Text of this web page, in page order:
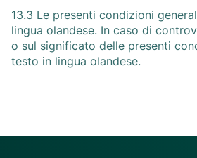
13.3 Le presenti condizioni
lingua olandese. In caso di
o sul significato delle presenti
testo in lingua olandese.